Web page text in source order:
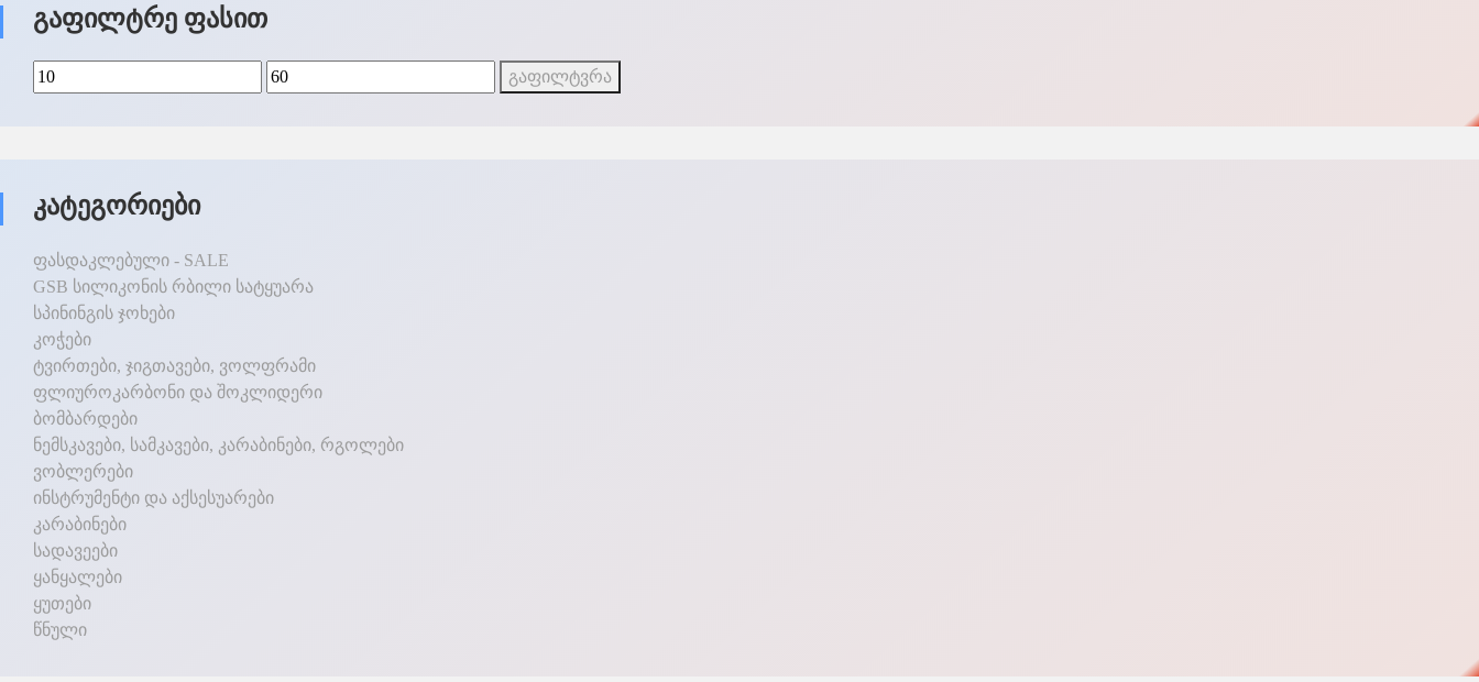
Გაფილტრე Ფასით
გაფილტვრა
Კატეგორიები
ფასდაკლებული - SALE
GSB სილიკონის რბილი სატყუარა
სპინინგის ჯოხები
კოჭები
ტვირთები, ჯიგთავები, ვოლფრამი
ფლიუროკარბონი და შოკლიდერი
ბომბარდები
ნემსკავები, სამკავები, კარაბინები, რგოლები
ვობლერები
ინსტრუმენტი და აქსესუარები
კარაბინები
სადავეები
ყანყალები
ყუთები
წნული